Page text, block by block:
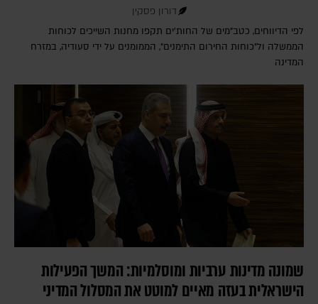
דורון פסקין
לפי הדיווחים, כטב"מים של החות'ים תקפו מחנות השייכים לכוחות
הממשלה ול"כוחות החירום התימנים", הממומנים על ידי סעודיה, במזרח
המדינה
שמונה מדינות ערביות ומוסלמיות: המשך הפעילות
הישראלית בעזה מאיים למוטט את המסלול המדיני